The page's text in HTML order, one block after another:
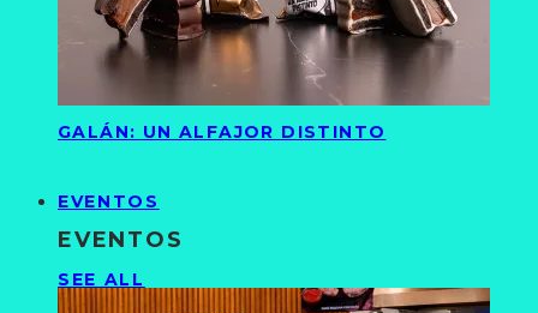
GALÁN: UN ALFAJOR DISTINTO
EVENTOS
EVENTOS
SEE ALL